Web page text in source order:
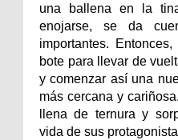
una ballena en la
enojarse, se da
importantes.
bote para llevar de
y comenzar así una
más cercana y
llena de ternura y
vida de sus